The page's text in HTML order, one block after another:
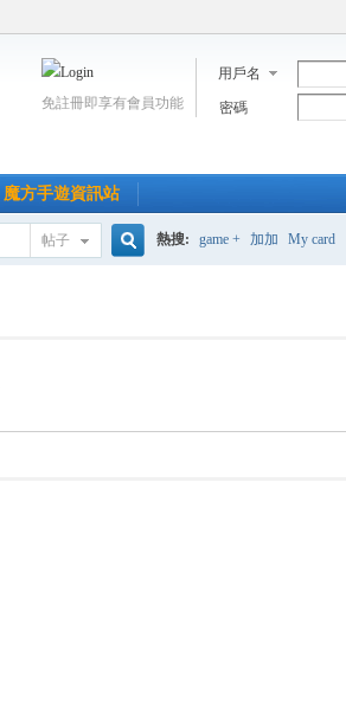
用戶名
密碼
免註冊即享有會員功能
魔方手遊資訊站
帖子 熱搜: game + 加加 My card